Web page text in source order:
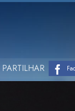
PARTILHAR